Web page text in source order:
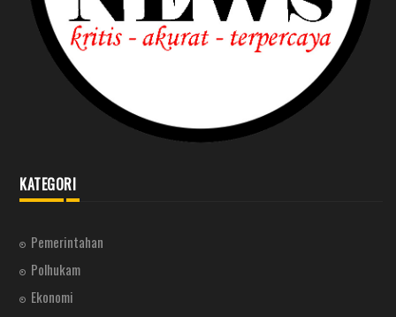
KATEGORI
Pemerintahan
Polhukam
Ekonomi